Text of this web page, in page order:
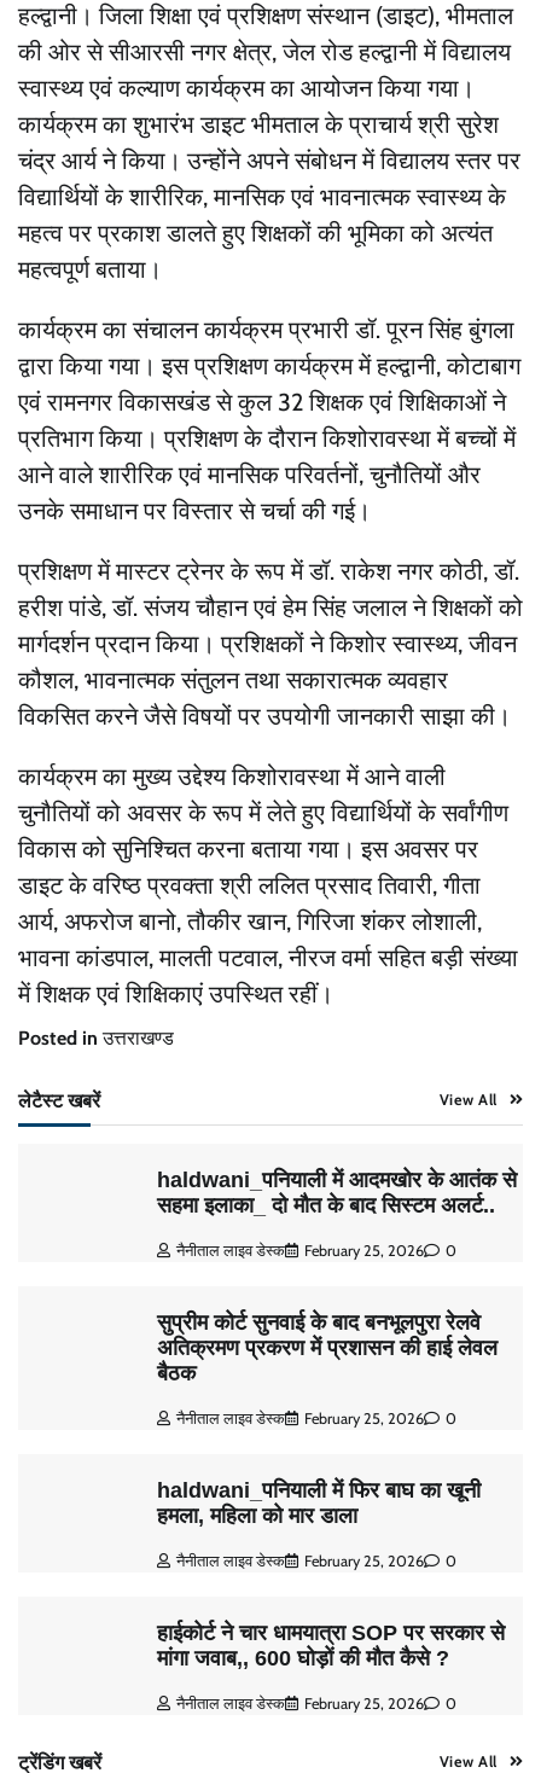
हल्द्वानी। जिला शिक्षा एवं प्रशिक्षण संस्थान (डाइट), भीमताल
की ओर से सीआरसी नगर क्षेत्र, जेल रोड हल्द्वानी में विद्यालय
स्वास्थ्य एवं कल्याण कार्यक्रम का आयोजन किया गया।
कार्यक्रम का शुभारंभ डाइट भीमताल के प्राचार्य श्री सुरेश
चंद्र आर्य ने किया। उन्होंने अपने संबोधन में विद्यालय स्तर पर
विद्यार्थियों के शारीरिक, मानसिक एवं भावनात्मक स्वास्थ्य के
महत्व पर प्रकाश डालते हुए शिक्षकों की भूमिका को अत्यंत
महत्वपूर्ण बताया।
कार्यक्रम का संचालन कार्यक्रम प्रभारी डॉ. पूरन सिंह बुंगला
द्वारा किया गया। इस प्रशिक्षण कार्यक्रम में हल्द्वानी, कोटाबाग
एवं रामनगर विकासखंड से कुल 32 शिक्षक एवं शिक्षिकाओं ने
प्रतिभाग किया। प्रशिक्षण के दौरान किशोरावस्था में बच्चों में
आने वाले शारीरिक एवं मानसिक परिवर्तनों, चुनौतियों और
उनके समाधान पर विस्तार से चर्चा की गई।
प्रशिक्षण में मास्टर ट्रेनर के रूप में डॉ. राकेश नगर कोठी, डॉ.
हरीश पांडे, डॉ. संजय चौहान एवं हेम सिंह जलाल ने शिक्षकों को
मार्गदर्शन प्रदान किया। प्रशिक्षकों ने किशोर स्वास्थ्य, जीवन
कौशल, भावनात्मक संतुलन तथा सकारात्मक व्यवहार
विकसित करने जैसे विषयों पर उपयोगी जानकारी साझा की।
कार्यक्रम का मुख्य उद्देश्य किशोरावस्था में आने वाली
चुनौतियों को अवसर के रूप में लेते हुए विद्यार्थियों के सर्वांगीण
विकास को सुनिश्चित करना बताया गया। इस अवसर पर
डाइट के वरिष्ठ प्रवक्ता श्री ललित प्रसाद तिवारी, गीता
आर्य, अफरोज बानो, तौकीर खान, गिरिजा शंकर लोशाली,
भावना कांडपाल, मालती पटवाल, नीरज वर्मा सहित बड़ी संख्या
में शिक्षक एवं शिक्षिकाएं उपस्थित रहीं।
Posted inउत्तराखण्ड
लेटैस्ट खबरें View All
haldwani_पनियाली में आदमखोर के आतंक से
सहमा इलाका_ दो मौत के बाद सिस्टम अलर्ट..
नैनीताल लाइव डेस्क February 25, 2026 0
सुप्रीम कोर्ट सुनवाई के बाद बनभूलपुरा रेलवे
अतिक्रमण प्रकरण में प्रशासन की हाई लेवल
बैठक
नैनीताल लाइव डेस्क February 25, 2026 0
haldwani_पनियाली में फिर बाघ का खूनी
हमला, महिला को मार डाला
नैनीताल लाइव डेस्क February 25, 2026 0
हाईकोर्ट ने चार धामयात्रा SOP पर सरकार से
मांगा जवाब,, 600 घोड़ों की मौत कैसे ?
नैनीताल लाइव डेस्क February 25, 2026 0
ट्रेंडिंग खबरें View All